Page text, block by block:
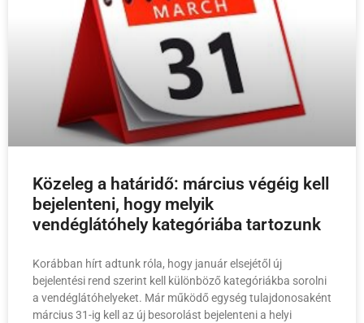
Közeleg a határidő: március végéig kell
bejelenteni, hogy melyik
vendéglátóhely kategóriába tartozunk
Korábban hírt adtunk róla, hogy január elsejétől új
bejelentési rend szerint kell különböző kategóriákba sorolni
a vendéglátóhelyeket. Már működő egység tulajdonosaként
március 31-ig kell az új besorolást bejelenteni a helyi